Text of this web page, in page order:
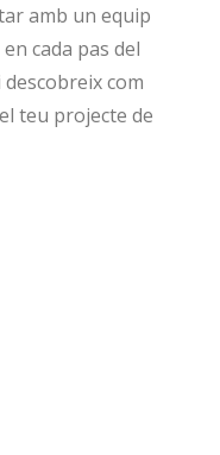
amb un equip
cada pas del
com
teu projecte de